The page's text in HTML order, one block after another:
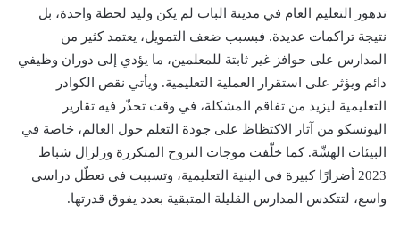
تدهور التعليم العام في مدينة الباب لم يكن وليد لحظة واحدة، بل
نتيجة تراكمات عديدة. فبسبب ضعف التمويل، يعتمد كثير من
المدارس على حوافز غير ثابتة للمعلمين، ما يؤدي إلى دوران وظيفي
دائم ويؤثر على استقرار العملية التعليمية. ويأتي نقص الكوادر
التعليمية ليزيد من تفاقم المشكلة، في وقت تحذّر فيه تقارير
اليونسكو من آثار الاكتظاظ على جودة التعلم حول العالم، خاصة في
البيئات الهشّة. كما خلّفت موجات النزوح المتكررة وزلزال شباط
2023 أضرارًا كبيرة في البنية التعليمية، وتسببت في تعطّل دراسي
واسع، لتتكدس المدارس القليلة المتبقية بعدد يفوق قدرتها.